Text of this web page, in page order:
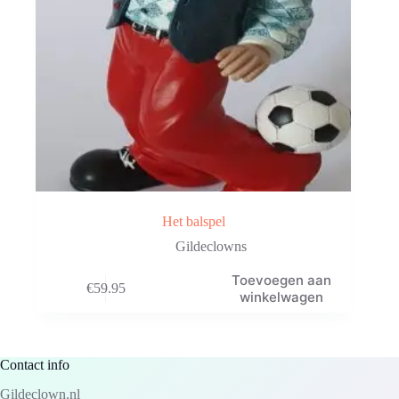
Het balspel
Gildeclowns
€59.95
Toevoegen aan
winkelwagen
Contact info
Gildeclown.nl